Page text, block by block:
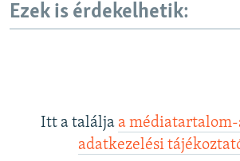
Ezek is érdekelhetik:
Itt a találja a
adatkezelési